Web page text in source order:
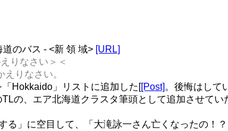
のバス - <新 領 域> [URL]
りなさい＞＜
えりなさい。
「Hokkaido」リストに追加した[[Post] 。後悔はして
TLの、エア北海道クラスタ筆頭として追加させて
る」に空目して、「大滝詠一さん亡くなったの！